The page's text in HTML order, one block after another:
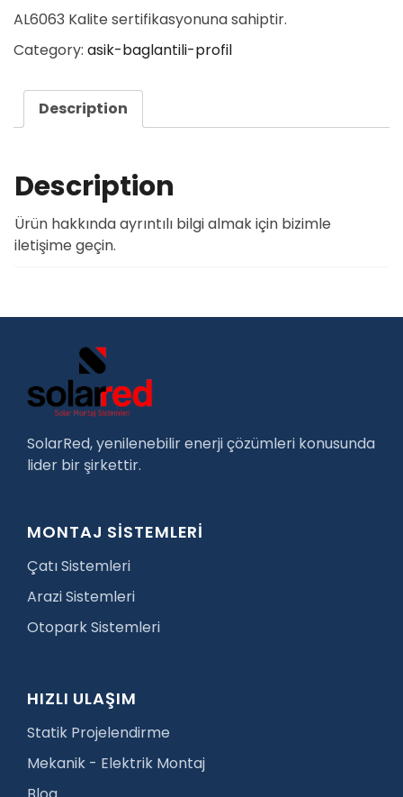
AL6063 Kalite sertifikasyonuna sahiptir.
Category: asik-baglantili-profil
Description
Description
Ürün hakkında ayrıntılı bilgi almak için bizimle
iletişime geçin.
SolarRed, yenilenebilir enerji çözümleri konusunda
lider bir şirkettir.
MONTAJ SİSTEMLERİ
Çatı Sistemleri
Arazi Sistemleri
Otopark Sistemleri
HIZLI ULAŞIM
Statik Projelendirme
Mekanik - Elektrik Montaj